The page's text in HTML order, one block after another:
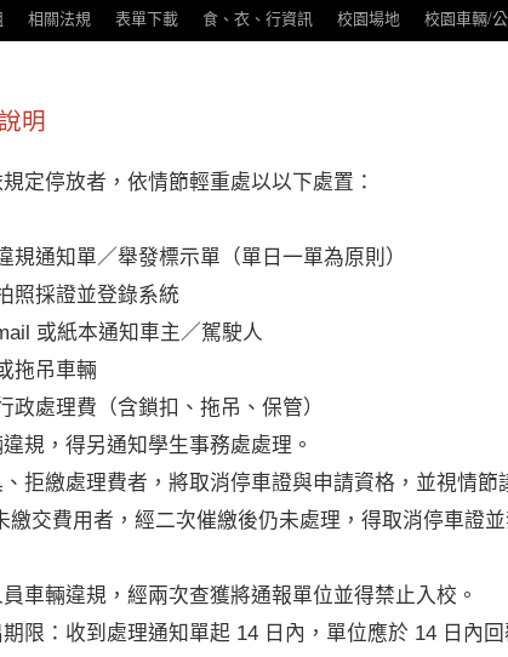
相關法規 表單下載 食、衣、行資訊 校園場地 校園車輛/
明
定停放者，依情節輕重處以以下處置：
規通知單／舉發標示單（單日一單為原則）
照採證並登錄系統
或紙本通知車主／駕駛人
拖吊車輛
政處理費（含鎖扣、拖吊、保管）
規，得另通知學生事務處處理。
拒繳處理費者，將取消停車證與申請資格，並視情節
繳交費用者，經二次催繳後仍未處理，得取消停車證
車輛違規，經兩次查獲將通報單位並得禁止入校。
限：收到處理通知單起 14 日內，單位應於 14 日內回